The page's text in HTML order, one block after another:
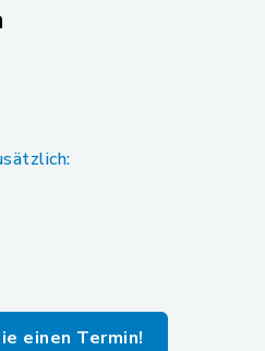
einen Termin!